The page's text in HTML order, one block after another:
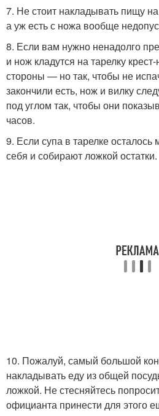
7. Не стоит накладывать пищу
а уж есть с ножа вообще
8. Если вам нужно ненадолго
и нож кладутся на тарелку
стороны — но так, чтобы не
закончили есть, нож и вилку
под углом так, чтобы они
часов.
9. Если супа в тарелке
себя и собирают ложкой остатки.
10. Пожалуй, самый большой
накладывать еду из общей
ложкой. Не стесняйтесь
официанта принести для этого